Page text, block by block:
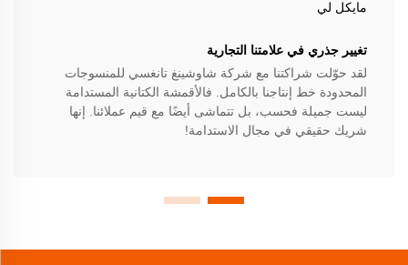
مايكل لي
تغيير جذري في علامتنا التجارية
لقد حوّلت شراكتنا مع شركة شاوشينغ تانغسي للمنسوجات
المحدودة خط إنتاجنا بالكامل. فالأقمشة الكتانية المستدامة
ليست جميلة فحسب، بل تتماشى أيضًا مع قيم عملائنا. إنها
شريك حقيقي في مجال الاستدامة!